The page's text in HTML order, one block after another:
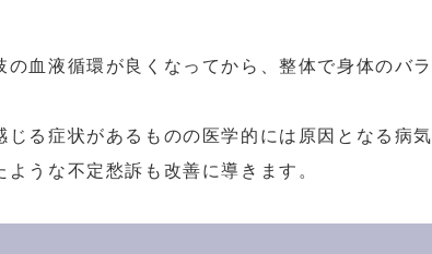
の血液循環が良くなってから、整体で身体のバラ
じる症状があるものの医学的には原因となる病気
うな不定愁訴も改善に導きます。